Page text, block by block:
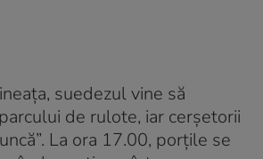
suedezul vine să
de rulote, iar cerşetorii
La ora 17.00, porţile se